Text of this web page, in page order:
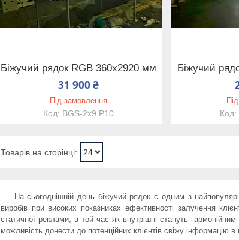
Біжучий рядок RGB 360х2920 мм
31 900 ₴
Під замовлення
BGS-2x9 P10
Біжучий
На сьогоднішній день біжучий рядок є одним з
виробів при високих показниках ефективності залучення
статичної реклами, в той час як внутрішні стануть
можливість донести до потенційних клієнтів свіжу інформацію